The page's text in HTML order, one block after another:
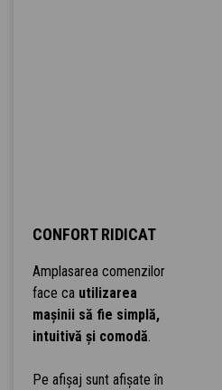
CONFORT RIDICAT
Amplasarea comenzilor
face ca utilizarea
mașinii să fie simplă,
intuitivă și comodă.
Pe afișaj sunt afișate în